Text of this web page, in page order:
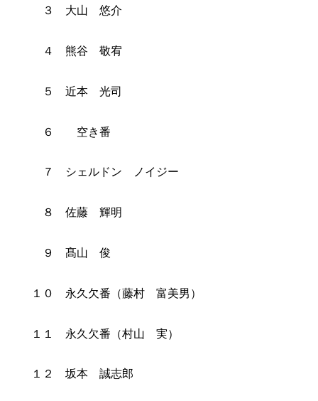
３ 大山 悠介
４ 熊谷 敬宥
５ 近本 光司
６ 空き番
７ シェルドン ノイジー
８ 佐藤 輝明
９ 髙山 俊
１０ 永久欠番（藤村 富美男）
１１ 永久欠番（村山 実）
１２ 坂本 誠志郎